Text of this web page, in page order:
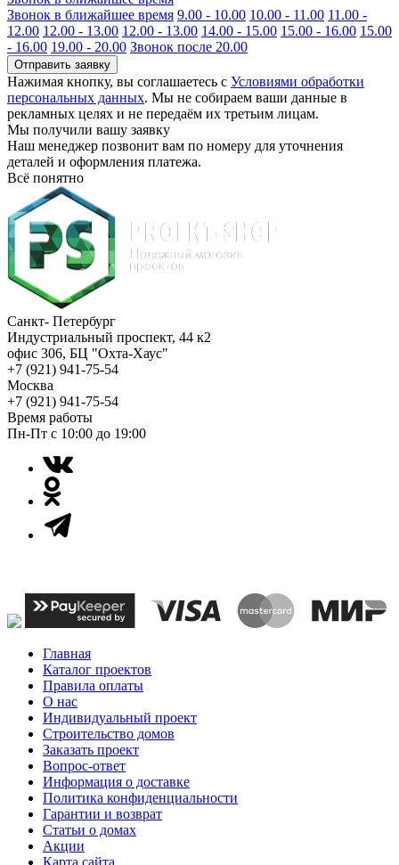
Звонок в ближайшее время 9.00 - 10.00 10.00 - 11.00 11.00 -
12.00 12.00 - 13.00 12.00 - 13.00 14.00 - 15.00 15.00 - 16.00 15.00
- 16.00 19.00 - 20.00 Звонок после 20.00
Отправить заявку
Нажимая кнопку, вы соглашаетесь с Условиями обработки
персональных данных. Мы не собираем ваши данные в
рекламных целях и не передаём их третьим лицам.
Мы получили вашу заявку
Наш менеджер позвонит вам по номеру для уточнения
деталей и оформления платежа.
Всё понятно
Санкт- Петербург
Индустриальный проспект, 44 к2
офис 306, БЦ "Охта-Хаус"
+7 (921) 941-75-54
Москва
+7 (921) 941-75-54
Время работы
Пн-Пт с 10:00 до 19:00
Главная
Каталог проектов
Правила оплаты
О нас
Индивидуальный проект
Строительство домов
Заказать проект
Вопрос-ответ
Информация о доставке
Политика конфиденциальности
Гарантии и возврат
Статьи о домах
Акции
Карта сайта